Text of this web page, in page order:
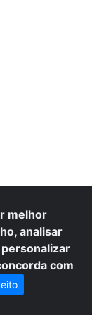
melhor
analisar
com